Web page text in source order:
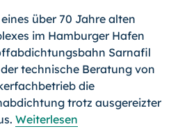
über 70 Jahre alten
im Hamburger Hafen
Sarnafil
technische Beratung von
die
trotz ausgereizter
Weiterlesen